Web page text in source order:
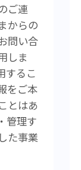
ご連
からの
問い合
しま
するこ
をご本
とはあ
管理す
た事業